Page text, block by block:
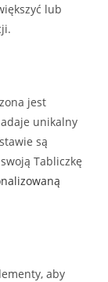
lub
jest
unikalny
są
Tabliczkę
aby